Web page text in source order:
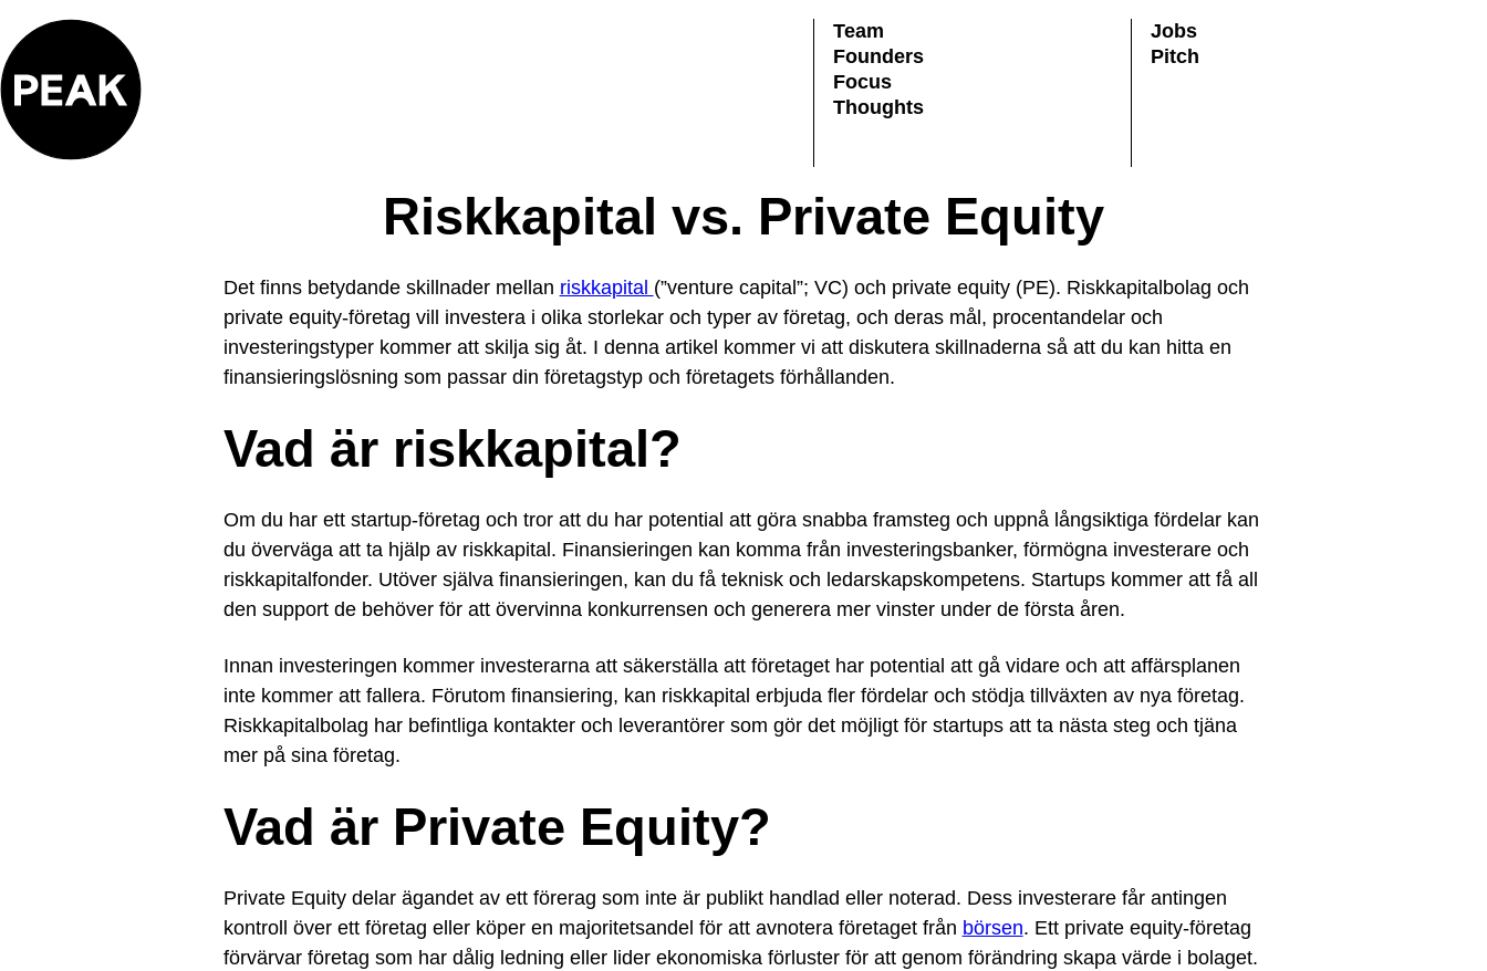
content
Team
Founders
Focus
Thoughts
Jobs
Pitch
Riskkapital vs. Private Equity
Det finns betydande skillnader mellan riskkapital (”venture capital”; VC) och private equity (PE). Riskkapitalbolag och
private equity-företag vill investera i olika storlekar och typer av företag, och deras mål, procentandelar och
investeringstyper kommer att skilja sig åt. I denna artikel kommer vi att diskutera skillnaderna så att du kan hitta en
finansieringslösning som passar din företagstyp och företagets förhållanden.
Vad är riskkapital?
Om du har ett startup-företag och tror att du har potential att göra snabba framsteg och uppnå långsiktiga fördelar kan
du överväga att ta hjälp av riskkapital. Finansieringen kan komma från investeringsbanker, förmögna investerare och
riskkapitalfonder. Utöver själva finansieringen, kan du få teknisk och ledarskapskompetens. Startups kommer att få all
den support de behöver för att övervinna konkurrensen och generera mer vinster under de första åren.
Innan investeringen kommer investerarna att säkerställa att företaget har potential att gå vidare och att affärsplanen
inte kommer att fallera. Förutom finansiering, kan riskkapital erbjuda fler fördelar och stödja tillväxten av nya företag.
Riskkapitalbolag har befintliga kontakter och leverantörer som gör det möjligt för startups att ta nästa steg och tjäna
mer på sina företag.
Vad är Private Equity?
Private Equity delar ägandet av ett förerag som inte är publikt handlad eller noterad. Dess investerare får antingen
kontroll över ett företag eller köper en majoritetsandel för att avnotera företaget från börsen. Ett private equity-företag
förvärvar företag som har dålig ledning eller lider ekonomiska förluster för att genom förändring skapa värde i bolaget.